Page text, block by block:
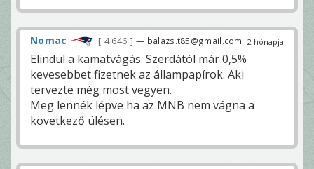
2 hónapja
Nomac 4 646 — balazs.t85@gmail.com
Elindul a kamatvágás. Szerdától már 0,5%
kevesebbet fizetnek az állampapírok. Aki
tervezte még most vegyen.
Meg lennék lépve ha az MNB nem vágna a
következő ülésen.